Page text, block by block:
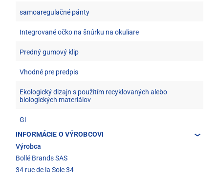
samoaregulačné pánty
Integrované očko na šnúrku na okuliare
Predný gumový klip
Vhodné pre predpis
Ekologický dizajn s použitím recyklovaných alebo
biologických materiálov
Gl
INFORMÁCIE O VÝROBCOVI
Výrobca
Bollé Brands SAS
34 rue de la Soie 34